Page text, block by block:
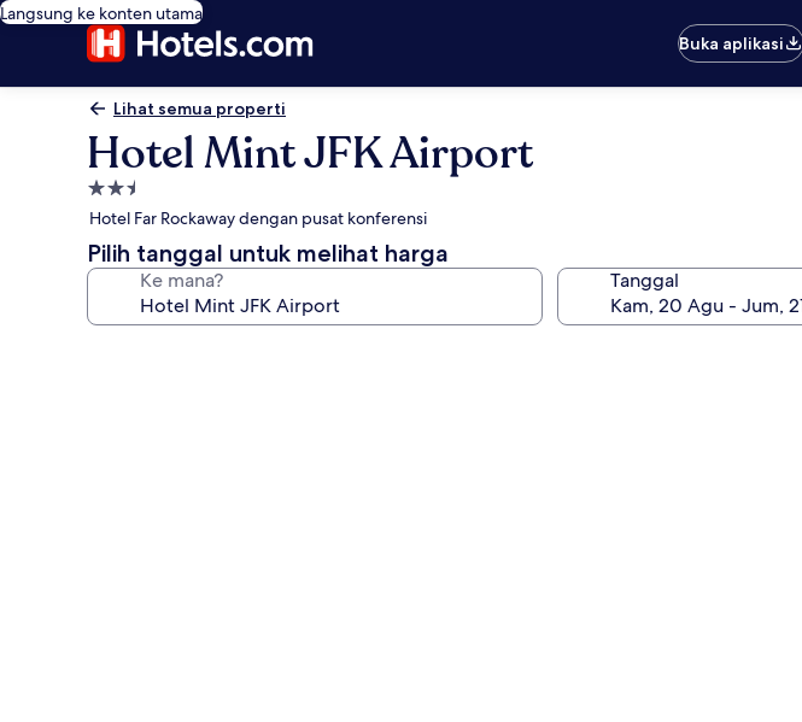
Langsung ke konten utama
Buka aplikasi
Lihat semua properti
Hotel Mint JFK Airport
Properti
bintang
2.5
Hotel Far Rockaway dengan pusat konferensi
Pilih tanggal untuk melihat harga
Ke mana? Tanggal